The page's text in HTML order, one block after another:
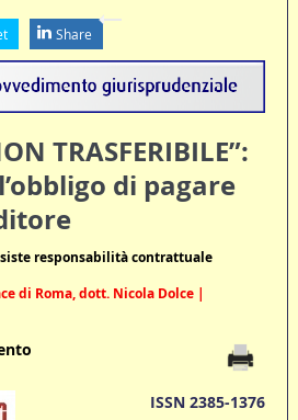
Share
TRASFERIBILE”:
di pagare
responsabilità contrattuale
di Roma, dott. Nicola Dolce |
ISSN 2385-1376